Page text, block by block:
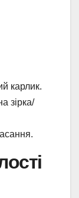
карлик.
зірка/